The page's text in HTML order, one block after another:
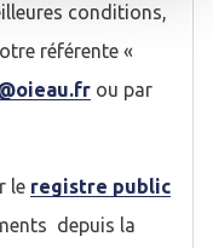
conditions,
référente «
ou par
le registre public
depuis la